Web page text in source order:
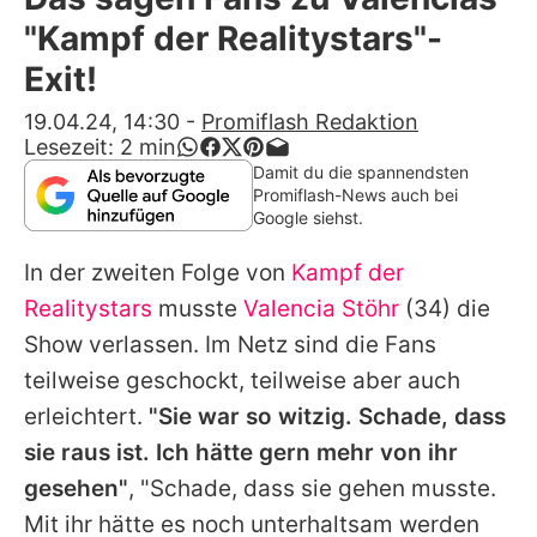
Alle Themen auf Promiflash
App runterladen
Team
Redaktionelle Richtlinien
Impressum
Datenschutzerklärung
Nutzungsbedingungen
Utiq verwalten
"Kampf der Realitystars"-
Exit!
19.04.24, 14:30 - Promiflash Redaktion
Lesezeit: 2 min
Damit du die spannendsten
Promiflash-News auch bei
Google siehst.
In der zweiten Folge von Kampf der
Realitystars musste Valencia Stöhr (34) die
Show verlassen. Im Netz sind die Fans
teilweise geschockt, teilweise aber auch
erleichtert. "Sie war so witzig. Schade, dass
sie raus ist. Ich hätte gern mehr von ihr
gesehen", "Schade, dass sie gehen musste.
Mit ihr hätte es noch unterhaltsam werden